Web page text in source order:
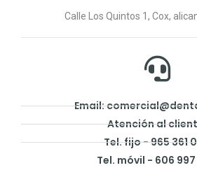
Calle Los Quintos 1, Cox,
Email:
Atención al
Tel. fijo - 965 361
Tel. móvil - 606